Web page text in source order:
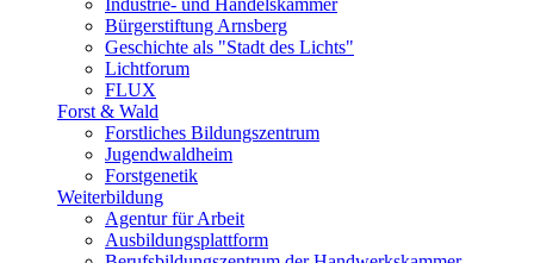
Industrie- und Handelskammer
Bürgerstiftung Arnsberg
Geschichte als "Stadt des Lichts"
Lichtforum
FLUX
Forst & Wald
Forstliches Bildungszentrum
Jugendwaldheim
Forstgenetik
Weiterbildung
Agentur für Arbeit
Ausbildungsplattform